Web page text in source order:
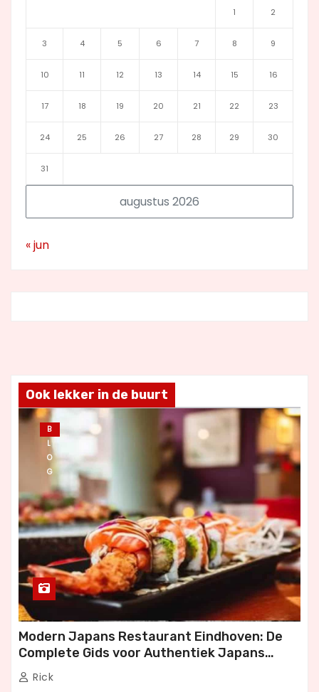
augustus 2026
1 2
3 4 5 6 7 8 9
10 11 12 13 14 15 16
17 18 19 20 21 22 23
24 25 26 27 28 29 30
31
« jun
Ook lekker in de buurt
B
L
O
G
Modern Japans Restaurant Eindhoven: De
Complete Gids voor Authentiek Japans
Dineren
Rick